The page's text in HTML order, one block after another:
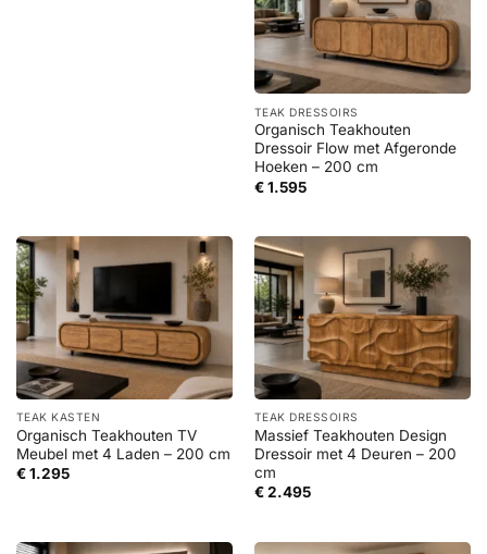
TEAK DRESSOIRS
Organisch Teakhouten
Dressoir Flow met Afgeronde
Hoeken – 200 cm
€1.595
TEAK KASTEN
Organisch Teakhouten TV
Meubel met 4 Laden – 200 cm
€1.295
TEAK DRESSOIRS
Massief Teakhouten Design
Dressoir met 4 Deuren – 200
cm
€2.495